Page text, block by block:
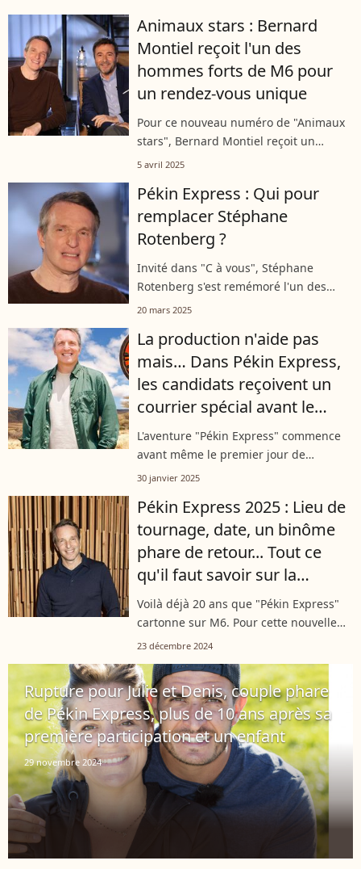
après un passage en Tanzanie, au
Mozambique...
Animaux stars : Bernard
Montiel reçoit l'un des
hommes forts de M6 pour
un rendez-vous unique
Pour ce nouveau numéro de "Animaux
stars", Bernard Montiel reçoit un
animateur bien connu du petit écran :
M6 à la tête de "Pékin Express" sera...
5 avril 2025
Pékin Express : Qui pour
remplacer Stéphane
Rotenberg ?
Invité dans "C à vous", Stéphane
Rotenberg s'est remémoré l'un des
moments les plus marquants de toutes
Express". L'occasion aussi pour
l'animateur...
20 mars 2025
La production n'aide pas
mais… Dans Pékin Express,
les candidats reçoivent un
courrier spécial avant le
tournage
L'aventure "Pékin Express" commence
avant même le premier jour de
tournage. En effet, les candidats de
une expérience folle. Et pour cela, la...
30 janvier 2025
Pékin Express 2025 : Lieu de
tournage, date, un binôme
phare de retour... Tout ce
qu'il faut savoir sur la
nouvelle saison
Voilà déjà 20 ans que "Pékin Express"
cartonne sur M6. Pour cette nouvelle
saison anniversaire, la production a vu
faut retenir de cette prochaine...
23 décembre 2024
Rupture pour Julie et Denis, couple phare
de Pékin Express, plus de 10 ans après sa
première participation et un enfant
29 novembre 2024